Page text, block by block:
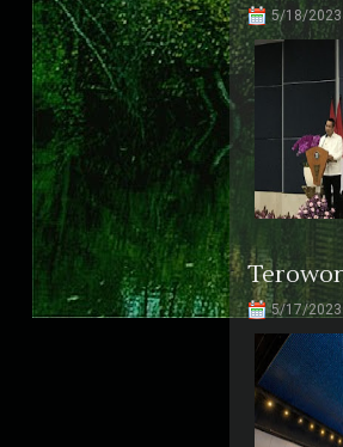
5/18/2023
5/17/2023